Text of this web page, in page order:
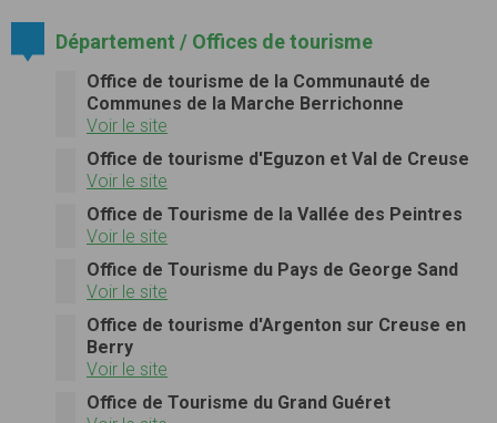
Département / Offices de tourisme
Office de tourisme de la Communauté de
Communes de la Marche Berrichonne
Voir le site
Office de tourisme d'Eguzon et Val de Creuse
Voir le site
Office de Tourisme de la Vallée des Peintres
Voir le site
Office de Tourisme du Pays de George Sand
Voir le site
Office de tourisme d'Argenton sur Creuse en
Berry
Voir le site
Office de Tourisme du Grand Guéret